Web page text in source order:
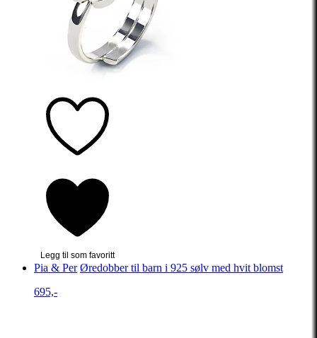
Legg til som favoritt
Pia & Per Øredobber til barn i 925 sølv med hvit blomst
695,-